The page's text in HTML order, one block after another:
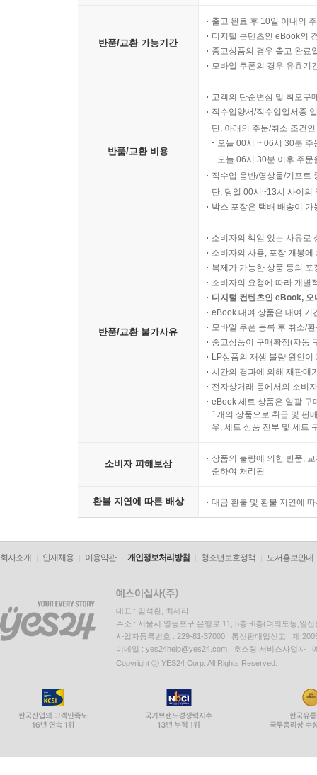
반품/교환 가능기간
출고 완료 후 10일 이내의
디지털 콘텐츠인 eBook의
중고상품의 경우 출고 완료
모바일 쿠폰의 경우 유효기
반품/교환 비용
고객의 단순변심 및 착오구
직수입양서/직수입일서중
단, 아래의 주문/취소 조건
오늘 00시 ~ 06시 30분
오늘 06시 30분 이후 주
직수입 음반/영상물/기프트
단, 당일 00시~13시 사이의
박스 포장은 택배 배송이
반품/교환 불가사유
소비자의 책임 있는 사유로
소비자의 사용, 포장 개봉
복제가 가능한 상품 등의
소비자의 요청에 따라 개별
디지털 컨텐츠인 eBook,
eBook 대여 상품은 대여 기
모바일 쿠폰 등록 후 취소/
중고상품이 구매확정(자동
LP상품의 재생 불량 원인
시간의 경과에 의해 재판매
전자상거래 등에서의 소비
eBook 세트 상품은 일괄 구
1개의 상품으로 취급 및 판
우, 세트 상품 전부 및 세트
소비자 피해보상
상품의 불량에 의한 반품,
준하여 처리됨
환불 지연에 따른 배상 대금 환불 및 환불 지연에
회사소개 인재채용 이용약관 개인정보처리방침 청소년보호정책 도서홍보안내
대표 : 김석환, 최세라
주소 : 서울시 영등포구 은행로 11, 5층~6층(여의도동,일신
사업자등록번호 : 229-81-37000 통신판매업신고 : 제
이메일 : yes24help@yes24.com 호스팅 서비스사업자 :
Copyright ⓒ YES24 Corp. All Rights Reserved.